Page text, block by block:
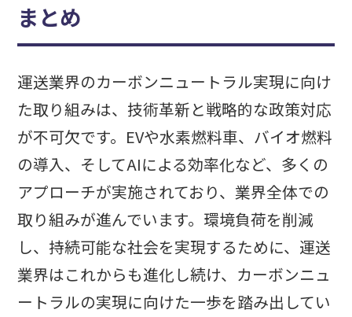
まとめ
運送業界のカーボンニュートラル実現に向け
た取り組みは、技術革新と戦略的な政策対応
が不可欠です。EVや水素燃料車、バイオ燃料
の導入、そしてAIによる効率化など、多くの
アプローチが実施されており、業界全体での
取り組みが進んでいます。環境負荷を削減
し、持続可能な社会を実現するために、運送
業界はこれからも進化し続け、カーボンニュ
ートラルの実現に向けた一歩を踏み出してい